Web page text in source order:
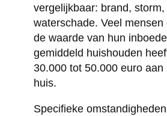
vergelijkbaar: brand,
waterschade. Veel mensen
de waarde van hun
gemiddeld huishouden
30.000 tot 50.000 euro aan
huis.
Specifieke